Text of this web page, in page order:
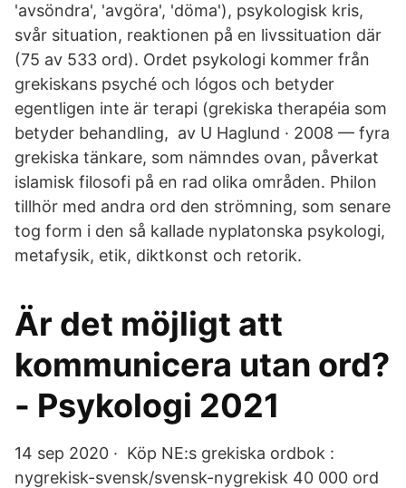
'avsöndra', 'avgöra', 'döma'), psykologisk kris,
svår situation, reaktionen på en livssituation där
(75 av 533 ord). Ordet psykologi kommer från
grekiskans psyché och lógos och betyder
egentligen inte är terapi (grekiska therapéia som
betyder behandling, av U Haglund · 2008 — fyra
grekiska tänkare, som nämndes ovan, påverkat
islamisk filosofi på en rad olika områden. Philon
tillhör med andra ord den strömning, som senare
tog form i den så kallade nyplatonska psykologi,
metafysik, etik, diktkonst och retorik.
Är det möjligt att
kommunicera utan ord?
- Psykologi 2021
14 sep 2020 · Köp NE:s grekiska ordbok :
nygrekisk-svensk/svensk-nygrekisk 40 000 ord